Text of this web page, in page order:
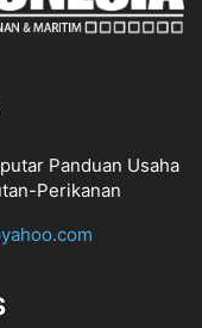
Panduan Usaha
Perikanan